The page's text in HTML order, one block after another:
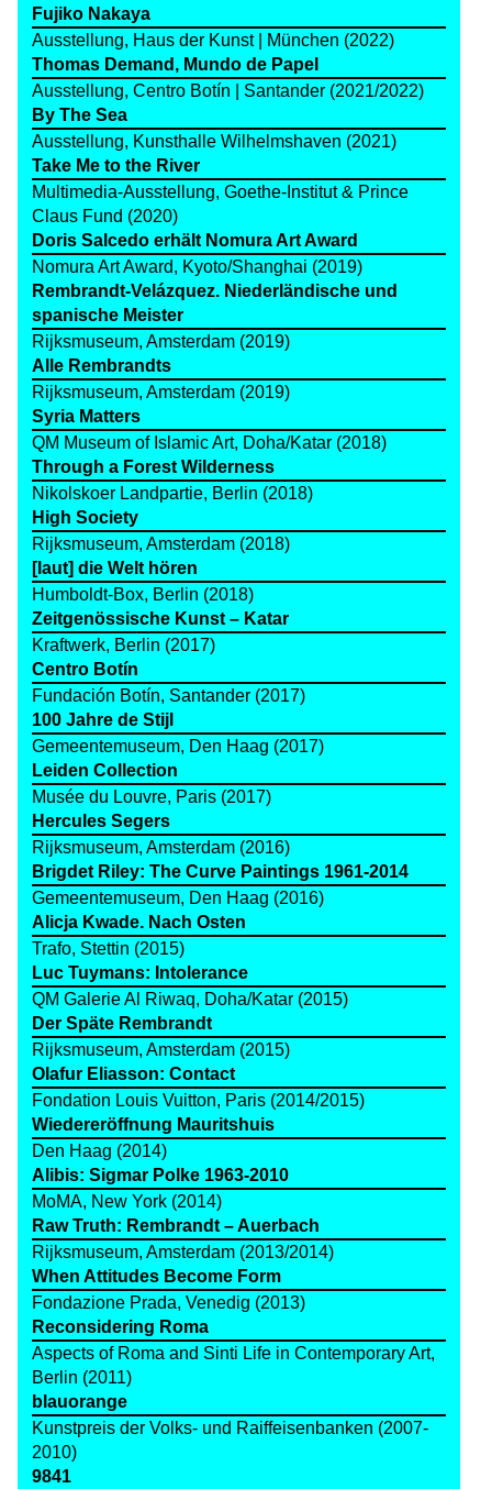
Fujiko Nakaya
Ausstellung, Haus der Kunst | München (2022)
Thomas Demand, Mundo de Papel
Ausstellung, Centro Botín | Santander (2021/2022)
By The Sea
Ausstellung, Kunsthalle Wilhelmshaven (2021)
Take Me to the River
Multimedia-Ausstellung, Goethe-Institut & Prince
Claus Fund (2020)
Doris Salcedo erhält Nomura Art Award
Nomura Art Award, Kyoto/Shanghai (2019)
Rembrandt-Velázquez. Niederländische und
spanische Meister
Rijksmuseum, Amsterdam (2019)
Alle Rembrandts
Rijksmuseum, Amsterdam (2019)
Syria Matters
QM Museum of Islamic Art, Doha/Katar (2018)
Through a Forest Wilderness
Nikolskoer Landpartie, Berlin (2018)
High Society
Rijksmuseum, Amsterdam (2018)
[laut] die Welt hören
Humboldt-Box, Berlin (2018)
Zeitgenössische Kunst – Katar
Kraftwerk, Berlin (2017)
Centro Botín
Fundación Botín, Santander (2017)
100 Jahre de Stijl
Gemeentemuseum, Den Haag (2017)
Leiden Collection
Musée du Louvre, Paris (2017)
Hercules Segers
Rijksmuseum, Amsterdam (2016)
Brigdet Riley: The Curve Paintings 1961-2014
Gemeentemuseum, Den Haag (2016)
Alicja Kwade. Nach Osten
Trafo, Stettin (2015)
Luc Tuymans: Intolerance
QM Galerie Al Riwaq, Doha/Katar (2015)
Der Späte Rembrandt
Rijksmuseum, Amsterdam (2015)
Olafur Eliasson: Contact
Fondation Louis Vuitton, Paris (2014/2015)
Wiedereröffnung Mauritshuis
Den Haag (2014)
Alibis: Sigmar Polke 1963-2010
MoMA, New York (2014)
Raw Truth: Rembrandt – Auerbach
Rijksmuseum, Amsterdam (2013/2014)
When Attitudes Become Form
Fondazione Prada, Venedig (2013)
Reconsidering Roma
Aspects of Roma and Sinti Life in Contemporary Art,
Berlin (2011)
blauorange
Kunstpreis der Volks- und Raiffeisenbanken (2007-
2010)
9841